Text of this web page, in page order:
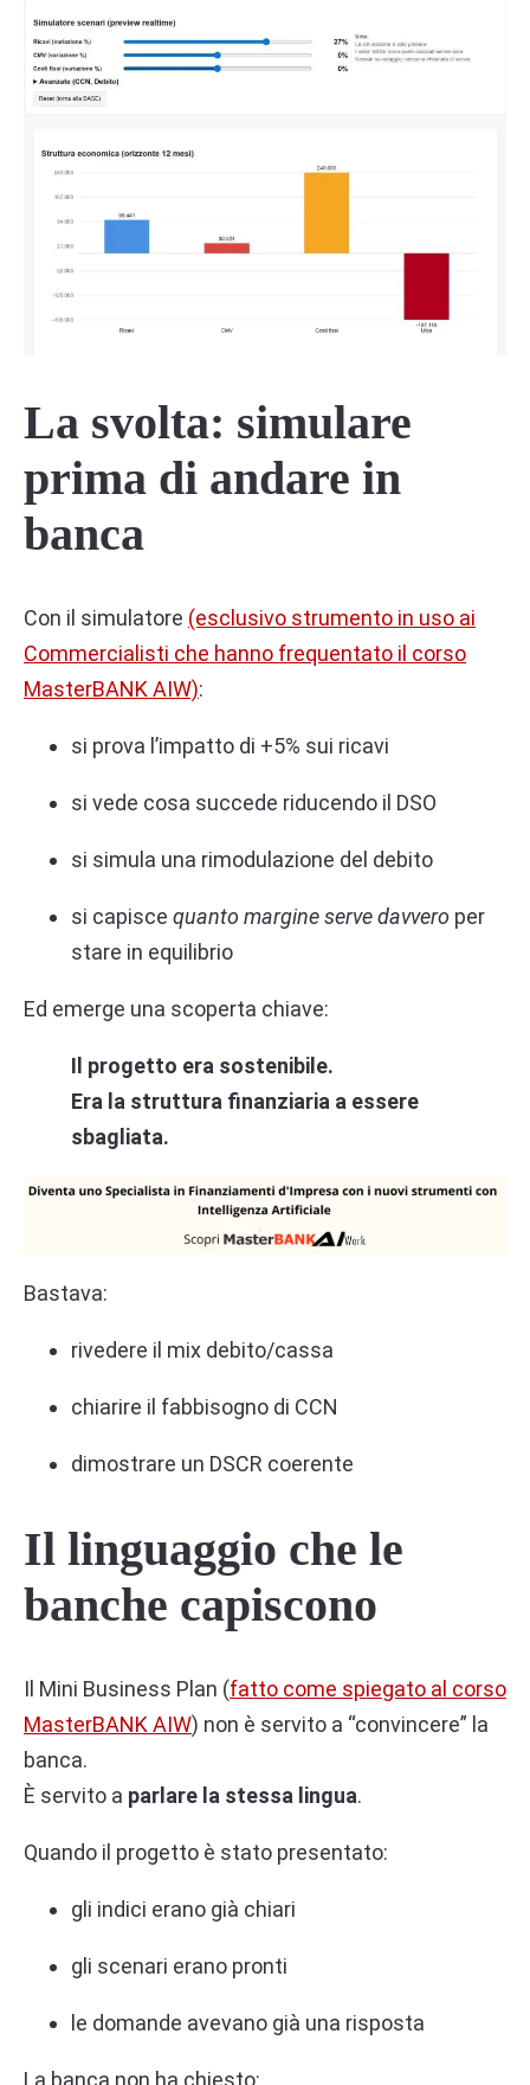
La svolta: simulare
prima di andare in
banca
Con il simulatore (esclusivo strumento in uso ai
Commercialisti che hanno frequentato il corso
MasterBANK AIW):
si prova l’impatto di +5% sui ricavi
si vede cosa succede riducendo il DSO
si simula una rimodulazione del debito
si capisce quanto margine serve davvero per
stare in equilibrio
Ed emerge una scoperta chiave:
Il progetto era sostenibile.
Era la struttura finanziaria a essere
sbagliata.
Bastava:
rivedere il mix debito/cassa
chiarire il fabbisogno di CCN
dimostrare un DSCR coerente
Il linguaggio che le
banche capiscono
Il Mini Business Plan (fatto come spiegato al corso
MasterBANK AIW) non è servito a “convincere” la
banca.
È servito a parlare la stessa lingua.
Quando il progetto è stato presentato:
gli indici erano già chiari
gli scenari erano pronti
le domande avevano già una risposta